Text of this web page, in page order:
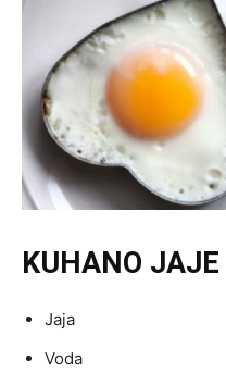
KUHANO JAJE
Jaja
Voda